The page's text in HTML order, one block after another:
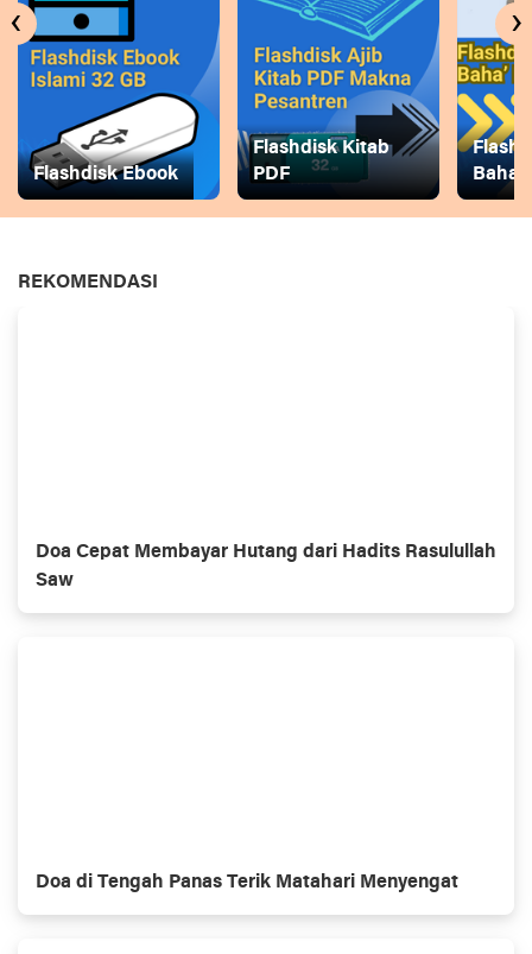
Flashdisk Ebook
Flashdisk Kitab
PDF
Baha
‹ ›
REKOMENDASI
Doa Cepat Membayar Hutang dari Hadits Rasulullah
Saw
Doa di Tengah Panas Terik Matahari Menyengat